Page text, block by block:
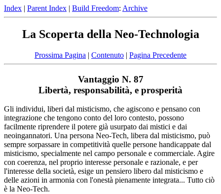
Index | Parent Index | Build Freedom: Archive
La Scoperta della Neo-Technologia
Prossima Pagina | Contenuto | Pagina Precedente
Vantaggio N. 87
Libertà, responsabilità, e prosperità
Gli individui, liberi dal misticismo, che agiscono e pensano con
integrazione che tengono conto del loro contesto, possono
facilmente riprendere il potere già usurpato dai mistici e dai
neoingannatori. Una persona Neo-Tech, libera dal misticismo, può
sempre sorpassare in competitività quelle persone handicappate dal
misticismo, specialmente nel campo personale e commerciale. Agire
con coerenza, nel proprio interesse personale e razionale, e per
l'interesse della società, esige un pensiero libero dal misticismo e
delle azioni in armonia con l'onestà pienamente integrata... Tutto ciò
è la Neo-Tech.